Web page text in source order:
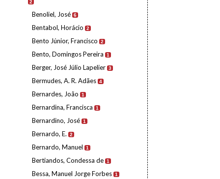
2
Benoliel, José 6
Bentabol, Horácio 2
Bento Júnior, Francisco 2
Bento, Domingos Pereira 1
Berger, José Júlio Lapelier 3
Bermudes, A. R. Adães 4
Bernardes, João 1
Bernardina, Francisca 1
Bernardino, José 1
Bernardo, E. 2
Bernardo, Manuel 1
Bertiandos, Condessa de 1
Bessa, Manuel Jorge Forbes 1